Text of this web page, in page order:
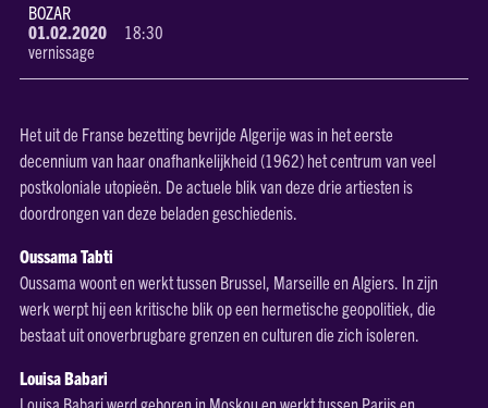
BOZAR
01.02.2020 18:30
vernissage
Het uit de Franse bezetting bevrijde Algerije was in het eerste
decennium van haar onafhankelijkheid (1962) het centrum van veel
postkoloniale utopieën. De actuele blik van deze drie artiesten is
doordrongen van deze beladen geschiedenis.
Oussama Tabti
Oussama woont en werkt tussen Brussel, Marseille en Algiers. In zijn
werk werpt hij een kritische blik op een hermetische geopolitiek, die
bestaat uit onoverbrugbare grenzen en culturen die zich isoleren.
Louisa Babari